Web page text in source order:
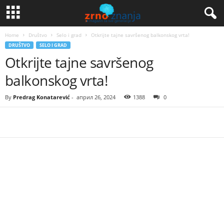
Home Društvo Selo i grad Otkrijte tajne savršenog balkonskog vrta!
DRUŠTVO SELO I GRAD
Otkrijte tajne savršenog
balkonskog vrta!
By Predrag Konatarević - април 26, 2024 1388 0